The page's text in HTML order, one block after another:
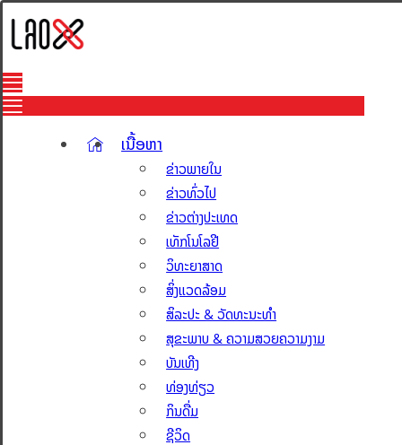
ເນື້ອຫາ
ຂ່າວພາຍໃນ
ຂ່າວທົ່ວໄປ
ຂ່າວຕ່າງປະເທດ
ເທັກໂນໂລຢີ
ວິທະຍາສາດ
ສິ່ງແວດລ້ອມ
ສິລະປະ & ວັດທະນະທຳ
ສຸຂະພາບ & ຄວາມສວຍຄວາມງາມ
ບັນເທີງ
ທ່ອງທ່ຽວ
ກິນດື່ມ
ຊີວິດ